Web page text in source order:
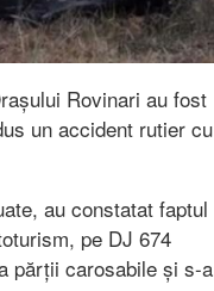
Rovinari au fost
un accident rutier cu
au constatat faptul
pe DJ 674
părții carosabile și s-a